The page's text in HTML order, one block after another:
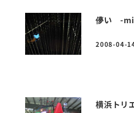
儚い -
投稿日
2008-04-
横浜トリ